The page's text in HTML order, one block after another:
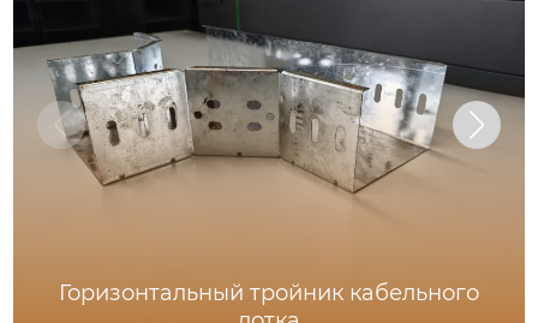
Горизонтальный тройник кабельного